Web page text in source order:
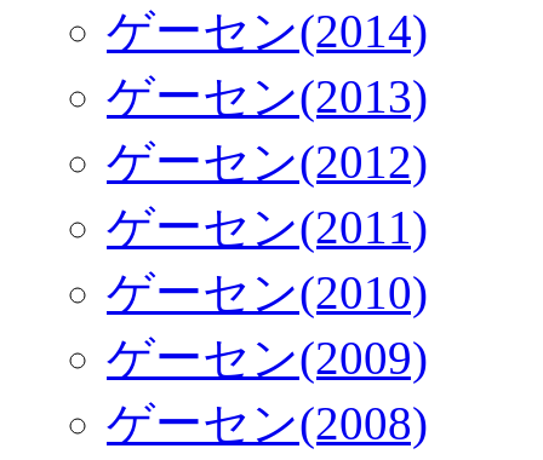
ゲーセン(2014)
ゲーセン(2013)
ゲーセン(2012)
ゲーセン(2011)
ゲーセン(2010)
ゲーセン(2009)
ゲーセン(2008)